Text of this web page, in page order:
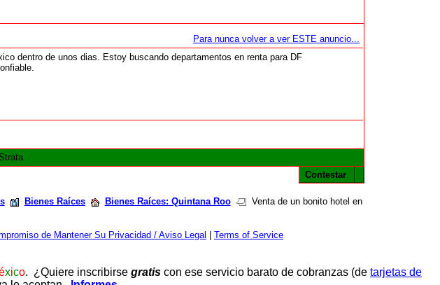
Para nunca volver a ver ESTE anuncio...
dentro de unos dias. Estoy buscando departamentos en renta para DF
Contestar
Bienes Raíces Bienes Raíces: Quintana Roo
Venta de un bonito hotel en
de Mantener Su Privacidad / Aviso Legal
Terms of Service
xico. ¿Quiere inscribirse gratis con ese servicio barato de cobranzas (de tarjetas de